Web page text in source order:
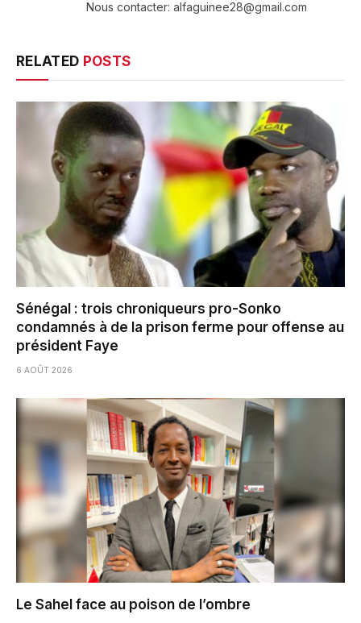
Nous contacter: alfaguinee28@gmail.com
RELATED POSTS
Sénégal : trois chroniqueurs pro-Sonko
condamnés à de la prison ferme pour offense au
président Faye
6 AOÛT 2026
Le Sahel face au poison de l’ombre